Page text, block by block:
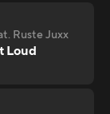
Ruste Juxx
Loud